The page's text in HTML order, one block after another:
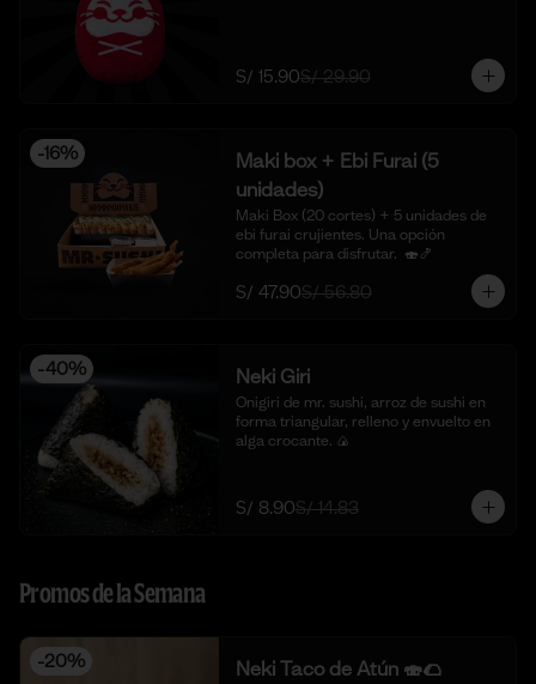
S/ 15.90S/ 29.90
-16%
Maki box + Ebi Furai (5
unidades)
Maki Box (20 cortes) + 5 unidades de
ebi furai crujientes. Una opción
completa para disfrutar.  🍣🍤
S/ 47.90S/ 56.80
-40% Neki Giri
Onigiri de mr. sushi, arroz de sushi en
forma triangular, relleno y envuelto en
alga crocante. 🍙
S/ 8.90S/ 14.83
Promos de la Semana
-20% Neki Taco de Atún 🍣🌮